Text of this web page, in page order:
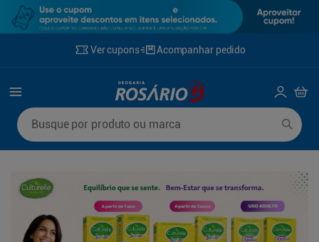
Ver cupons Acompanhar pedido
Busque por produto ou marca
Termos mais buscados
3º
la roche posay
5º lenço umedecido
8º
rosuvastatina 20mg
fralda g
10 º ozivy